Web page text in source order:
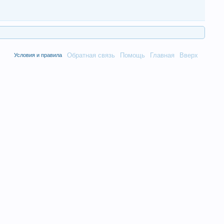
Обратная связь Помощь Главная Вверх
Условия и правила